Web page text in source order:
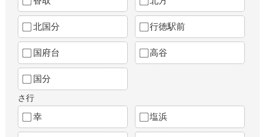
北国分 行徳駅前
国府台 高谷
国分
さ行
幸 塩浜